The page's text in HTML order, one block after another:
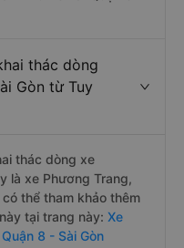
thác dòng
Gòn từ Tuy
thác dòng xe
là xe Phương Trang,
thể tham khảo thêm
tại trang này: Xe
8 - Sài Gòn